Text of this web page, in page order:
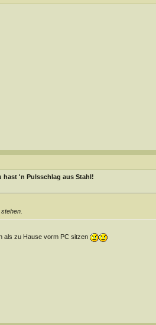
hast 'n Pulsschlag aus Stahl!
als zu Hause vorm PC sitzen